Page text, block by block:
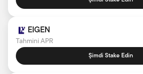
EIGEN
Tahmini APR
Şimdi Stake Edin